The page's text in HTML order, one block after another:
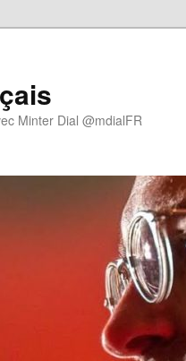
Minter Dial @mdialFR